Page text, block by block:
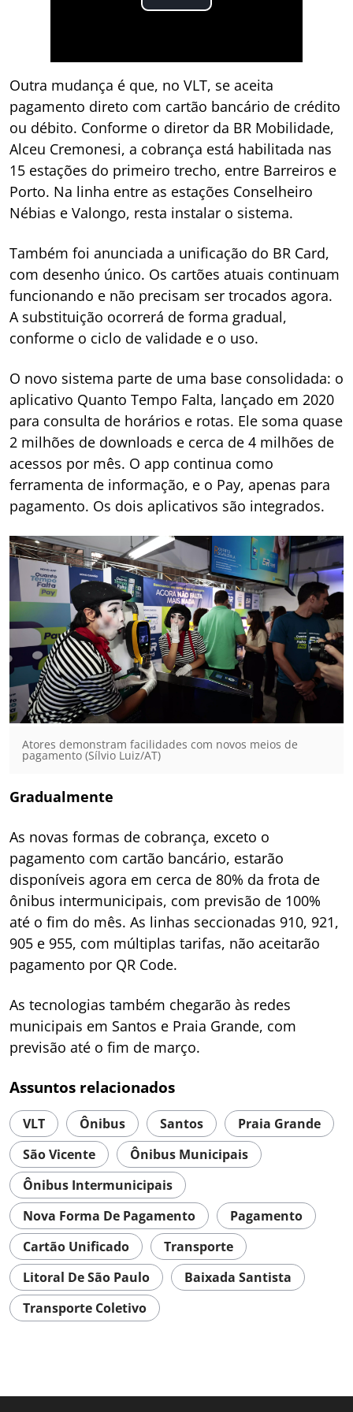
Outra mudança é que, no VLT, se aceita
pagamento direto com cartão bancário de crédito
ou débito. Conforme o diretor da BR Mobilidade,
Alceu Cremonesi, a cobrança está habilitada nas
15 estações do primeiro trecho, entre Barreiros e
Porto. Na linha entre as estações Conselheiro
Nébias e Valongo, resta instalar o sistema.
Também foi anunciada a unificação do BR Card,
com desenho único. Os cartões atuais continuam
funcionando e não precisam ser trocados agora.
A substituição ocorrerá de forma gradual,
conforme o ciclo de validade e o uso.
O novo sistema parte de uma base consolidada: o
aplicativo Quanto Tempo Falta, lançado em 2020
para consulta de horários e rotas. Ele soma quase
2 milhões de downloads e cerca de 4 milhões de
acessos por mês. O app continua como
ferramenta de informação, e o Pay, apenas para
pagamento. Os dois aplicativos são integrados.
Atores demonstram facilidades com novos meios de
pagamento (Sílvio Luiz/AT)
Gradualmente
As novas formas de cobrança, exceto o
pagamento com cartão bancário, estarão
disponíveis agora em cerca de 80% da frota de
ônibus intermunicipais, com previsão de 100%
até o fim do mês. As linhas seccionadas 910, 921,
905 e 955, com múltiplas tarifas, não aceitarão
pagamento por QR Code.
As tecnologias também chegarão às redes
municipais em Santos e Praia Grande, com
previsão até o fim de março.
Assuntos relacionados
VLT Ônibus Santos
Praia Grande
São Vicente
Ônibus Municipais
Ônibus Intermunicipais
Nova Forma De Pagamento
Pagamento
Cartão Unificado
Transporte
Litoral De São Paulo
Baixada Santista
Transporte Coletivo